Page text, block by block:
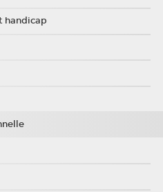
handicap